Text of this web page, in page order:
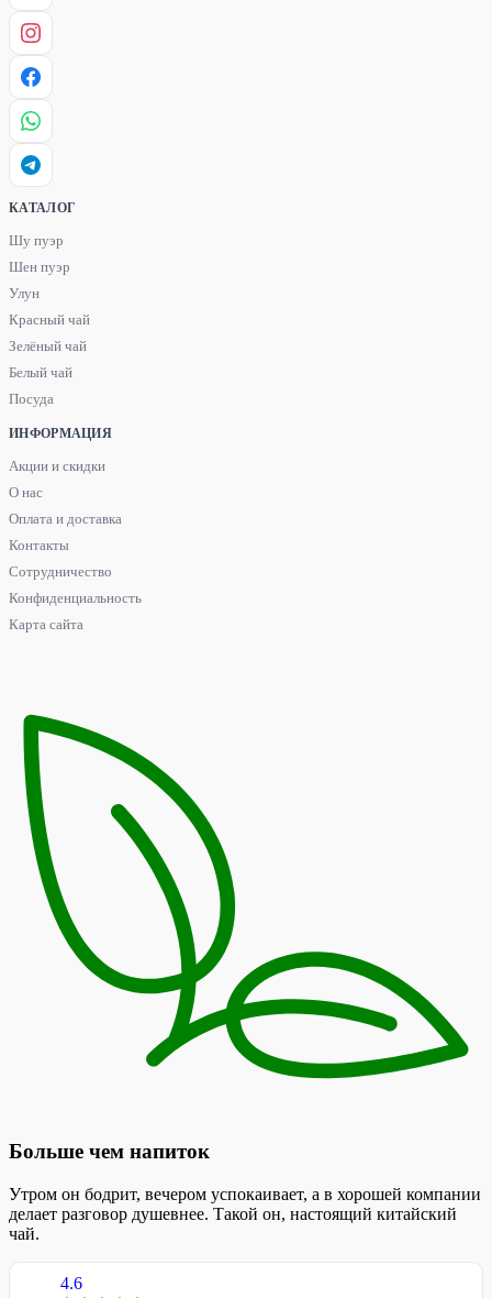
КАТАЛОГ
Шу пуэр
Шен пуэр
Улун
Красный чай
Зелёный чай
Белый чай
Посуда
ИНФОРМАЦИЯ
Акции и скидки
О нас
Оплата и доставка
Контакты
Сотрудничество
Конфиденциальность
Карта сайта
Больше чем напиток
Утром он бодрит, вечером успокаивает, а в хорошей компании
делает разговор душевнее. Такой он, настоящий китайский
чай.
4.6